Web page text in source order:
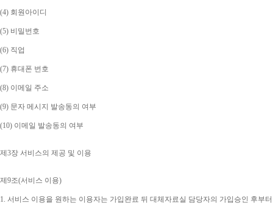
(4) 회원아이디
(5) 비밀번호
(6) 직업
(7) 휴대폰 번호
(8) 이메일 주소
(9) 문자 메시지 발송동의 여부
(10) 이메일 발송동의 여부
제 3장 서비스의 제공 및 이용
제 9조(서비스 이용)
1. 서비스 이용을 원하는 이용자는 가입완료 뒤 대체자료실 담당자의 가입승인 후부